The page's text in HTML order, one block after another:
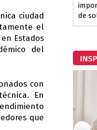
ciudad
el
Estados
del
con
En
que
de